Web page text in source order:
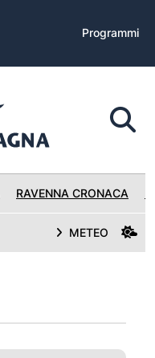
Programmi
RAVENNA CRONACA
METEO